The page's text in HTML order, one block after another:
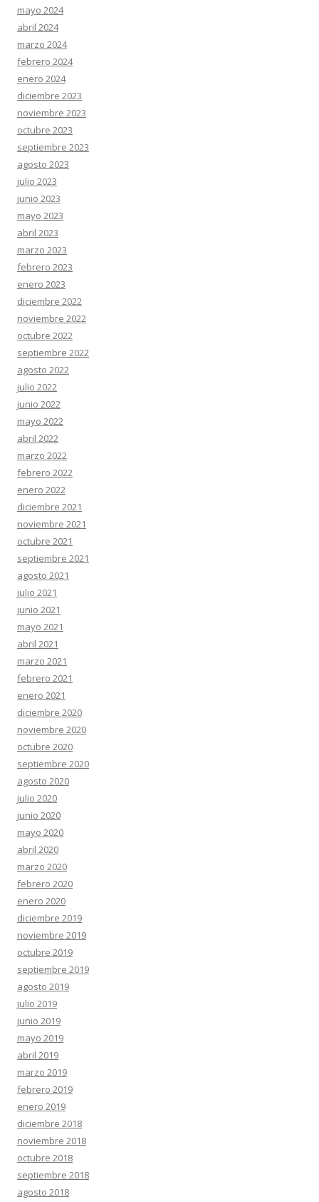
mayo 2024
abril 2024
marzo 2024
febrero 2024
enero 2024
diciembre 2023
noviembre 2023
octubre 2023
septiembre 2023
agosto 2023
julio 2023
junio 2023
mayo 2023
abril 2023
marzo 2023
febrero 2023
enero 2023
diciembre 2022
noviembre 2022
octubre 2022
septiembre 2022
agosto 2022
julio 2022
junio 2022
mayo 2022
abril 2022
marzo 2022
febrero 2022
enero 2022
diciembre 2021
noviembre 2021
octubre 2021
septiembre 2021
agosto 2021
julio 2021
junio 2021
mayo 2021
abril 2021
marzo 2021
febrero 2021
enero 2021
diciembre 2020
noviembre 2020
octubre 2020
septiembre 2020
agosto 2020
julio 2020
junio 2020
mayo 2020
abril 2020
marzo 2020
febrero 2020
enero 2020
diciembre 2019
noviembre 2019
octubre 2019
septiembre 2019
agosto 2019
julio 2019
junio 2019
mayo 2019
abril 2019
marzo 2019
febrero 2019
enero 2019
diciembre 2018
noviembre 2018
octubre 2018
septiembre 2018
agosto 2018